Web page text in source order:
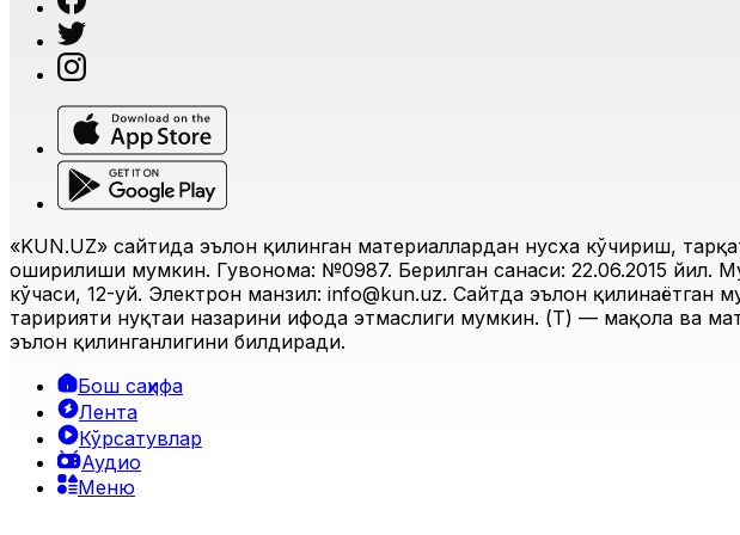
«KUN.UZ» сайтида эълон қилинган материаллардан нусха кўчириш,
оширилиши мумкин. Гувоҳнома: №0987. Берилган санаси: 22.06.2015 йил.
кўчаси, 12-уй. Электрон манзил: info@kun.uz. Сайтда эълон қилинаётган
таҳририяти нуқтаи назарини ифода этмаслиги мумкин. (Т) — мақола ва
эълон қилинганлигини билдиради.
Бош саҳифа
Лента
Кўрсатувлар
Аудио
Меню